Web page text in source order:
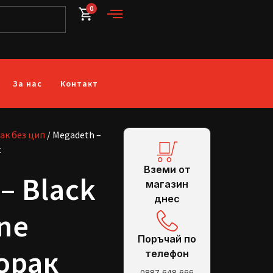
0
За нас Контакт
без цип / Megadeth –
Black
Вземи от
магазин
днес
Поръчай по
телефон